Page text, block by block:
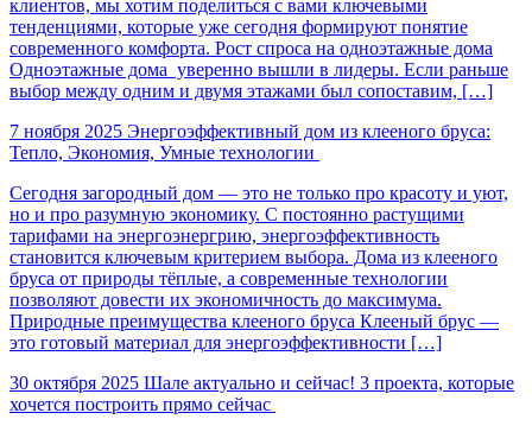
клиентов, мы хотим поделиться с вами ключевыми
тенденциями, которые уже сегодня формируют понятие
современного комфорта. Рост спроса на одноэтажные дома
Одноэтажные дома уверенно вышли в лидеры. Если раньше
выбор между одним и двумя этажами был сопоставим, […]
7 ноября 2025 Энергоэффективный дом из клееного бруса:
Тепло, Экономия, Умные технологии
Сегодня загородный дом — это не только про красоту и уют,
но и про разумную экономику. С постоянно растущими
тарифами на энергоэнергрию, энергоэффективность
становится ключевым критерием выбора. Дома из клееного
бруса от природы тёплые, а современные технологии
позволяют довести их экономичность до максимума.
Природные преимущества клееного бруса Клееный брус —
это готовый материал для энергоэффективности […]
30 октября 2025 Шале актуально и сейчас! 3 проекта, которые
хочется построить прямо сейчас